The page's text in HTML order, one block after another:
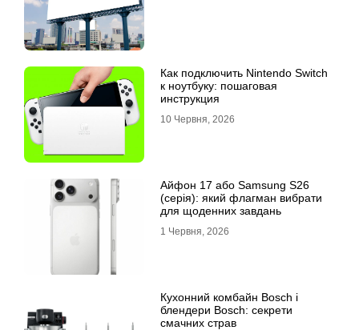
Как подключить Nintendo Switch
к ноутбуку: пошаговая
инструкция
10 Червня, 2026
Айфон 17 або Samsung S26
(серія): який флагман вибрати
для щоденних завдань
1 Червня, 2026
Кухонний комбайн Bosch і
блендери Bosch: секрети
смачних страв